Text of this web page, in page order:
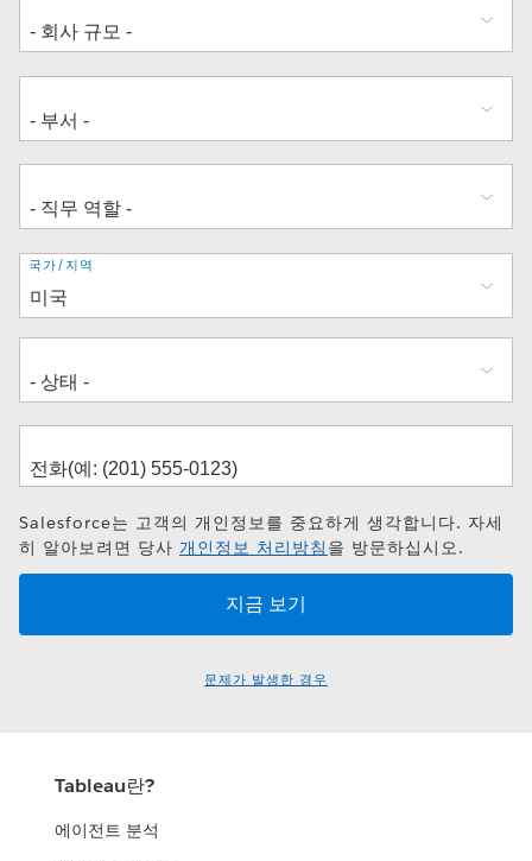
주
소
국가/지역
Salesforce는 고객의 개인정보를 중요하게 생각합니다. 자세
히 알아보려면 당사 개인정보 처리방침 을 방문하십시오.
문제가 발생한 경우
Tableau란?
에이전트 분석